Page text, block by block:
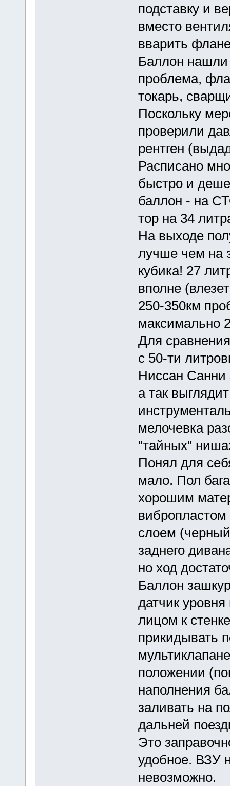
подставку и
вместо
вварить
Баллон нашли
проблема,
токарь,
Поскольку
проверили
рентген
Расписано
быстро и
баллон - на
тор на 34
На выходе
лучше чем на
кубика! 27
вполне
250-350км
максимально
Для
с 50-ти
Ниссан Санни
а так
мелочевка
"тайных"
Понял для
мало. Пол
хорошим
слоем
заднего
но ход
Баллон
датчик
лицом к
прикидывать
положении
наполнения
заливать на
дальней
Это
удобное. ВЗУ
невозможно.